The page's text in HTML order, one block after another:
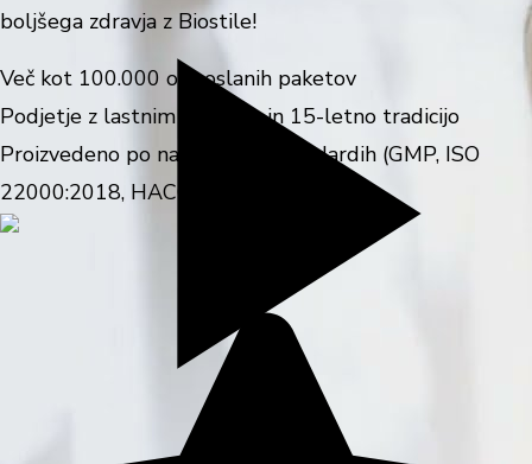
boljšega zdravja z Biostile!
Več kot 100.000 odposlanih paketov
Podjetje z lastnim znanjem in 15-letno tradicijo
Proizvedeno po najvišjih EU standardih (GMP, ISO
22000:2018, HACCP, ISO 9001:2015)